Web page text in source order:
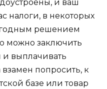
и ваш
налоги, в некоторых
решением
можно заключить
и выплачивать
взамен попросить, к
базе или товар